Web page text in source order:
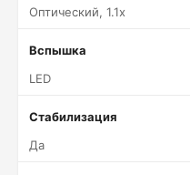
Оптический, 1.1x
Вспышка
LED
Стабилизация
Да